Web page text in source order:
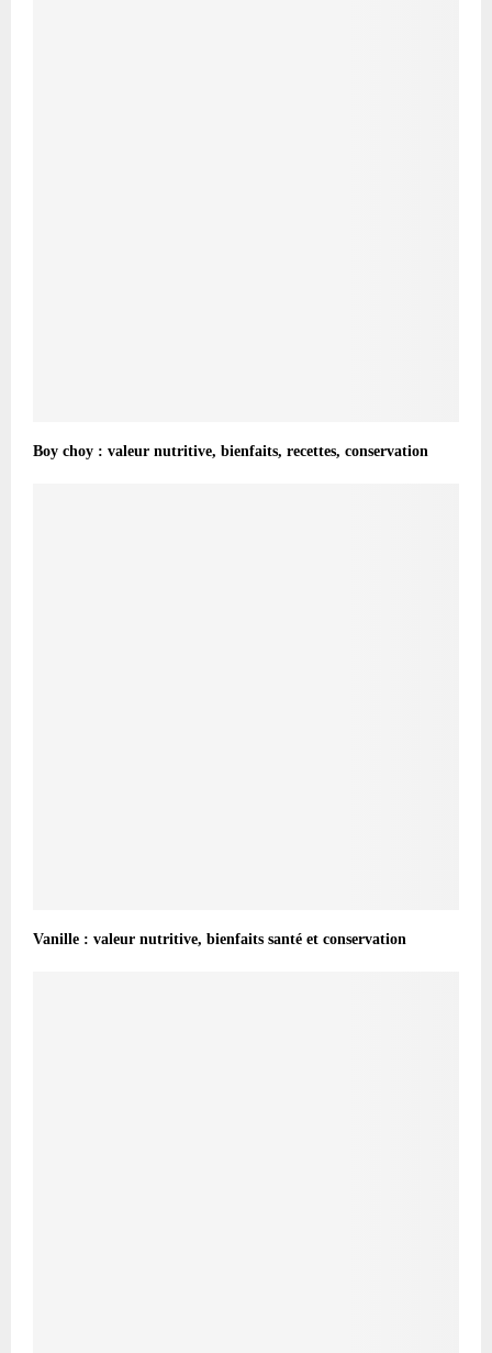
Boy choy : valeur nutritive, bienfaits, recettes, conservation
Vanille : valeur nutritive, bienfaits santé et conservation